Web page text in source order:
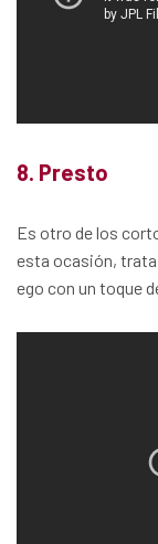
8. Presto
Es otro de los
esta ocasión, trata
ego con un toque